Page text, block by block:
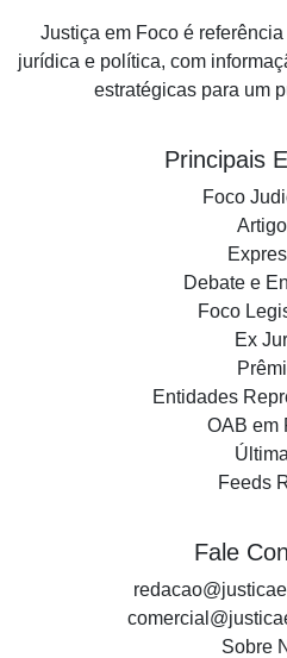
Justiça em Foco é
jurídica e política, com
estratégicas para um
Principais
Foco
Debate e
Foco
Ex
Entidades
OAB em
Feeds
Fale
Sobre